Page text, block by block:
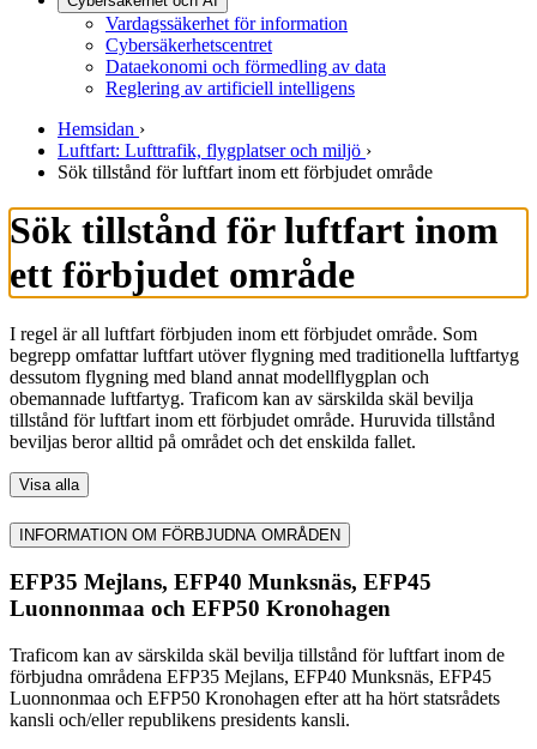
Vardagssäkerhet för information
Cybersäkerhetscentret
Dataekonomi och förmedling av data
Reglering av artificiell intelligens
Hemsidan ›
Luftfart: Lufttrafik, flygplatser och miljö ›
Sök tillstånd för luftfart inom ett förbjudet område
Sök tillstånd för luftfart inom
ett förbjudet område
I regel är all luftfart förbjuden inom ett förbjudet område. Som
begrepp omfattar luftfart utöver flygning med traditionella luftfartyg
dessutom flygning med bland annat modellflygplan och
obemannade luftfartyg. Traficom kan av särskilda skäl bevilja
tillstånd för luftfart inom ett förbjudet område. Huruvida tillstånd
beviljas beror alltid på området och det enskilda fallet.
Visa alla
INFORMATION OM FÖRBJUDNA OMRÅDEN
EFP35 Mejlans, EFP40 Munksnäs, EFP45
Luonnonmaa och EFP50 Kronohagen
Traficom kan av särskilda skäl bevilja tillstånd för luftfart inom de
förbjudna områdena EFP35 Mejlans, EFP40 Munksnäs, EFP45
Luonnonmaa och EFP50 Kronohagen efter att ha hört statsrådets
kansli och/eller republikens presidents kansli.